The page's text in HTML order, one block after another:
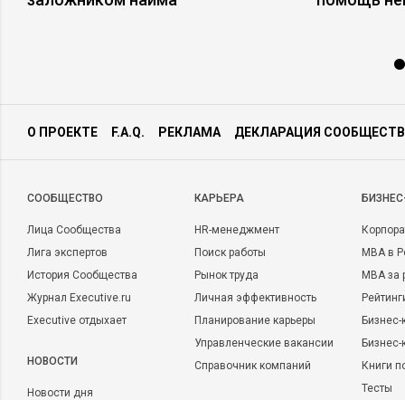
О ПРОЕКТЕ F.A.Q. РЕКЛАМА ДЕКЛАРАЦИЯ
CООБЩЕСТВО
Лица Сообщества
Лига экспертов
История Сообщества
Журнал Executive.ru
Executive отдыхает
НОВОСТИ
Новости дня
КАРЬЕРА
HR-менеджмент
Поиск работы
Рынок труда
Личная эффективность
Планирование карьеры
Управленческие вакансии
Справочник компаний
MBA в
MBA
Бизнес-
Книги
Тесты